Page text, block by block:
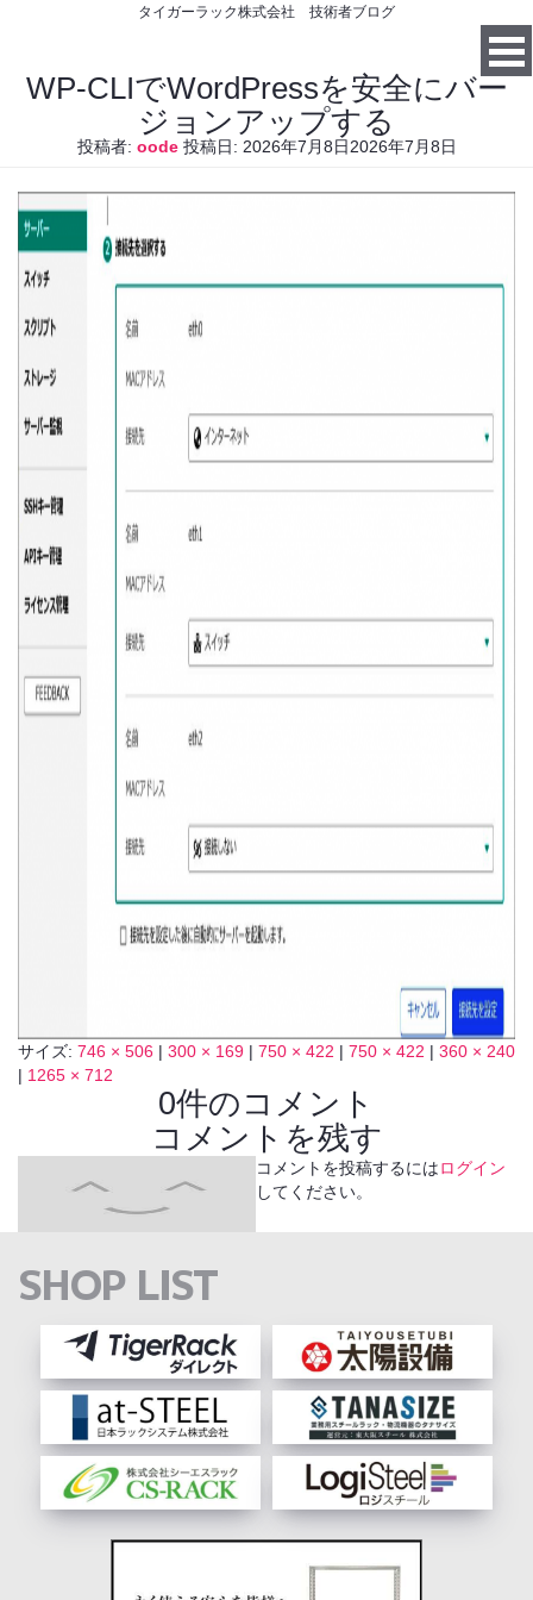
タイガーラック株式会社 技術者ブログ
WP-CLIでWordPressを安全にバー
ジョンアップする
投稿者: oode投稿日: 2026年7月8日2026年7月8日
サイズ: 746 × 506 | 300 × 169 | 750 × 422 | 750 × 422 | 360 × 240
| 1265 × 712
0件のコメント
コメントを残す
コメントを投稿するにはログイン
してください。
SHOP LIST